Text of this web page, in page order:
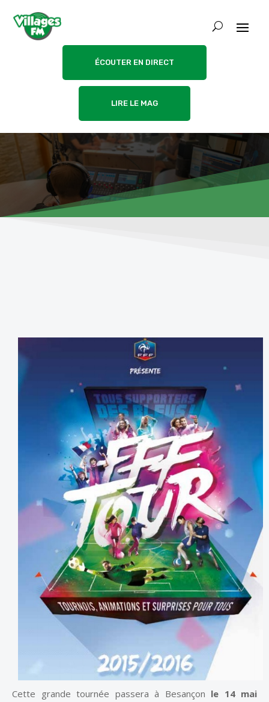
ÉCOUTER EN DIRECT
LIRE LE MAG
Cette grande tournée passera à Besançon le 14 mai